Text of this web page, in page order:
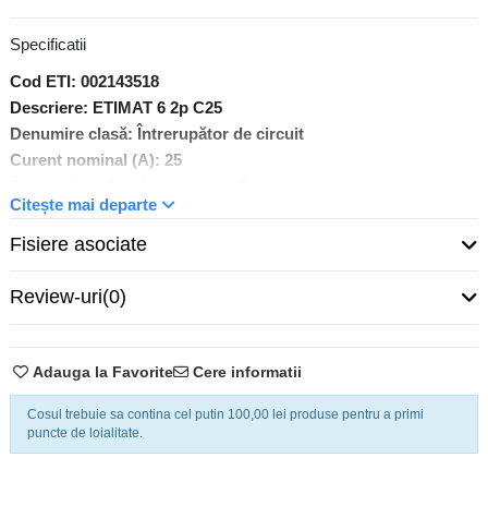
Adauga la Favorite
Cosul trebuie sa contina cel putin 100,00 lei produse pentru a primi
puncte de loialitate.
Cere informatii
Specificatii
Cod ETI: 002143518
Descriere: ETIMAT 6 2p C25
Denumire clasă: Întrerupător de circuit
Curent nominal (A): 25
Număr de poli: 2
Capacitatea de rupere (kA): 6
Tensiunea nominală(V): 400
Tensiunea nominala de rezistenta Uimp (kV): 6
Terminale (mm2) : 1-25
Standarde: IEC/EN 60898-1, IEC 60947-2
Funcție: MCB
Citește mai departe
Fisiere asociate
Review-uri(0)